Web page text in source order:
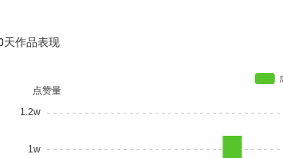
天作品表现